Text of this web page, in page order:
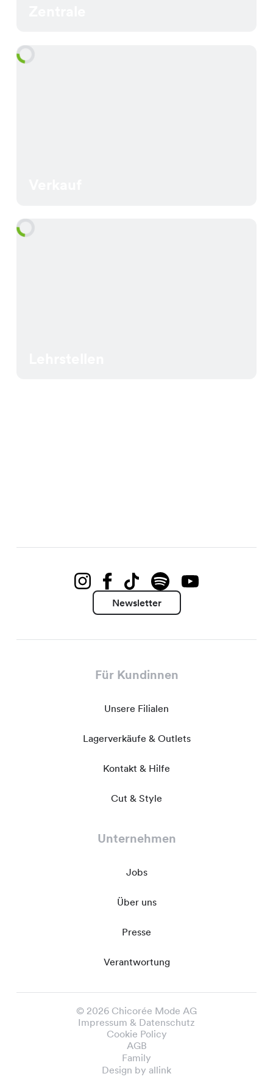
Newsletter
Für Kundinnen
Unsere Filialen
Lagerverkäufe & Outlets
Kontakt & Hilfe
Cut & Style
Unternehmen
Jobs
Über uns
Presse
Verantwortung
© 2026 Chicorée Mode AG
Impressum & Datenschutz
Cookie Policy
AGB
Family
Design by allink